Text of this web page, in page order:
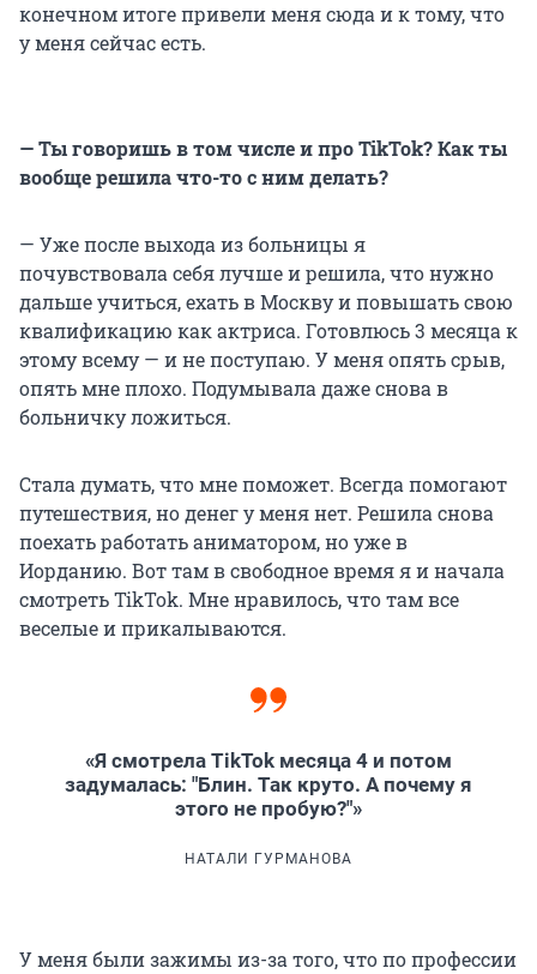
конечном итоге привели меня сюда и к тому, что
у меня сейчас есть.
— Ты говоришь в том числе и про TikTok? Как ты
вообще решила что-то с ним делать?
— Уже после выхода из больницы я
почувствовала себя лучше и решила, что нужно
дальше учиться, ехать в Москву и повышать свою
квалификацию как актриса. Готовлюсь 3 месяца к
этому всему — и не поступаю. У меня опять срыв,
опять мне плохо. Подумывала даже снова в
больничку ложиться.
Стала думать, что мне поможет. Всегда помогают
путешествия, но денег у меня нет. Решила снова
поехать работать аниматором, но уже в
Иорданию. Вот там в свободное время я и начала
смотреть TikTok. Мне нравилось, что там все
веселые и прикалываются.
«Я смотрела TikTok месяца 4 и потом
задумалась: "Блин. Так круто. А почему я
этого не пробую?"»
НАТАЛИ ГУРМАНОВА
У меня были зажимы из-за того, что по профессии